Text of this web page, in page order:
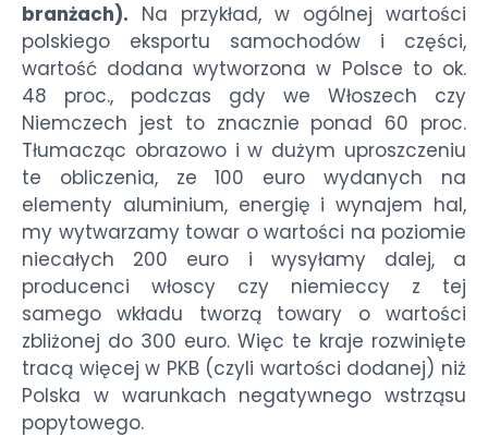
branżach). Na przykład, w ogólnej wartości
polskiego eksportu samochodów i części,
wartość dodana wytworzona w Polsce to ok.
48 proc., podczas gdy we Włoszech czy
Niemczech jest to znacznie ponad 60 proc.
Tłumacząc obrazowo i w dużym uproszczeniu
te obliczenia, ze 100 euro wydanych na
elementy aluminium, energię i wynajem hal,
my wytwarzamy towar o wartości na poziomie
niecałych 200 euro i wysyłamy dalej, a
producenci włoscy czy niemieccy z tej
samego wkładu tworzą towary o wartości
zbliżonej do 300 euro. Więc te kraje rozwinięte
tracą więcej w PKB (czyli wartości dodanej) niż
Polska w warunkach negatywnego wstrząsu
popytowego.